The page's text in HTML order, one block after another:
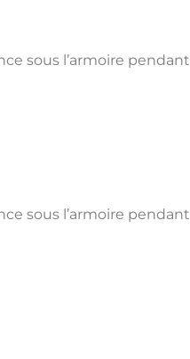
sous l’armoire
sous l’armoire